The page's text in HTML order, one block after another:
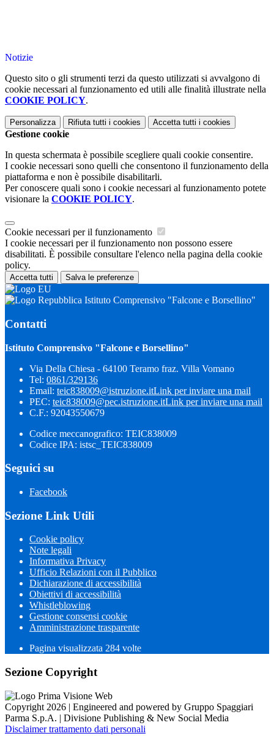
Notizie
Questo sito o gli strumenti terzi da questo utilizzati si avvalgono di
cookie necessari al funzionamento ed utili alle finalità illustrate nella
COOKIE POLICY.
Personalizza Rifiuta tutti i cookies Accetta tutti i cookies
Gestione cookie
In questa schermata è possibile scegliere quali cookie consentire.
I cookie necessari sono quelli che consentono il funzionamento della
piattaforma e non è possibile disabilitarli.
Per conoscere quali sono i cookie necessari al funzionamento potete
visionare la COOKIE POLICY.
Cookie necessari per il funzionamento
I cookie necessari per il funzionamento non possono essere
disabilitati. È possibile consultare l'elenco nella pagina della cookie
policy.
Accetta tutti Salva le preferenze
Istituto Comprensivo "Falcone e Borsellino"
Contatti
Istituto Comprensivo "Falcone e Borsellino"
Via Della Chiesa - 64100 Teramo fraz. Villa Vomano
Tel: 0861/329136
Email: teic838009@istruzione.itLink per inviare una mail
PEC: teic838009@pec.​istruzione.itLink per inviare una mail
C.F.: 92043550679
Codice meccanografico: TEIC838009
Codice IPA: istsc_TEIC838009
Seguici su
Facebook
Sezione Link Utili
Cookie policy
Note legali
Informativa Privacy
Ufficio Relazioni con il Pubblico
Dichiarazione di accessibilità
Obiettivi di accessibilità
Whistleblowing
Gestione consensi cookie
Amministrazione trasparente
Pagina visualizzata 284 volte
Sezione Copyright
Copyright 2026 | Engineered and powered by Gruppo Spaggiari
Parma S.p.A. | Divisione Publishing & New Social Media
Disclaimer trattamento dati personali